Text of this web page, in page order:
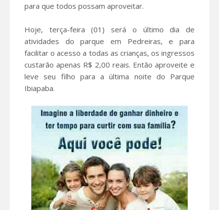
para que todos possam aproveitar.
Hoje, terça-feira (01) será o último dia de
atividades do parque em Pedreiras, e para
facilitar o acesso a todas as crianças, os ingressos
custarão apenas R$ 2,00 reais. Então aproveite e
leve seu filho para a última noite do Parque
Ibiapaba.